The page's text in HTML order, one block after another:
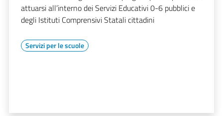
attuarsi all’interno dei Servizi Educativi 0-6 pubblici e
degli Istituti Comprensivi Statali cittadini
Servizi per le scuole